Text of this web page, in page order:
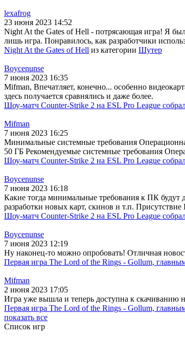
lexafrog
23 июня 2023 14:52
Night At the Gates of Hell - потрясающая игра! Я
лишь игра. Понравилось, как разработчики
Night At the Gates of Hell из категории Шутер
Boycenunse
7 июня 2023 16:35
Mifman, Впечатляет, конечно... особенно
здесь получается сравнялись и даже более.
Шоу-матч Counter-Strike 2 на ESL Pro League
Mifman
7 июня 2023 16:25
Минимальные системные требования
50 ГБ Рекомендуемые системные требования
Шоу-матч Counter-Strike 2 на ESL Pro League
Boycenunse
7 июня 2023 16:18
Какие тогда минимальные требования к ПК будут
разработки новых карт, скинов и т.п.
Шоу-матч Counter-Strike 2 на ESL Pro League
Boycenunse
7 июня 2023 12:19
Ну наконец-то можно опробовать! Отличная
Первая игра The Lord of the Rings - Gollum,
Mifman
2 июня 2023 17:05
Игра уже вышла и теперь доступна к скачиванию
Первая игра The Lord of the Rings - Gollum,
показать все
Список игр